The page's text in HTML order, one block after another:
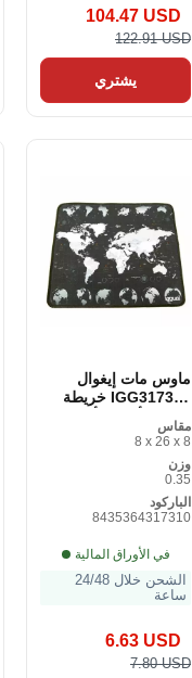
104.47 USD
122.91 USD
يشتري
ماوس مات إيغوال
IGG317310 خريطة
مقاس
8 x 26 x 8
وزن
0.35
الباركود
8435364317310
في الأوراق المالية
الشحن خلال 24/48
ساعة
6.63 USD
7.80 USD